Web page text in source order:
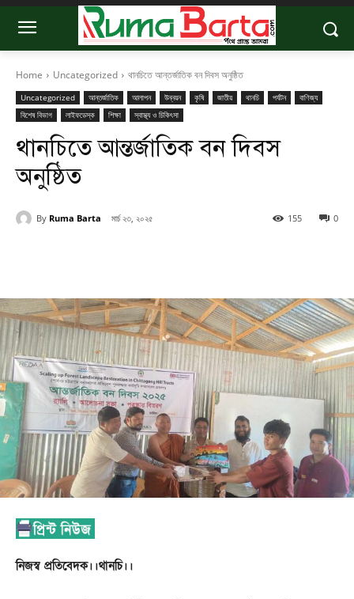
Home Uncategorized থানচিতে আন্তর্জাতিক বন দিবস অনুষ্ঠিত
Uncategorized আন্তর্জাতিক আলাপন উন্নয়ন কৃষি জাতীয় থানচি পর্যটন
বাণিজ্য
বিশেষ বিভাগ
লাইফডেস্ক শিক্ষা স্বাস্থ্য ও চিকিৎসা
থানচিতে আন্তর্জাতিক বন দিবস
অনুষ্ঠিত
By Ruma Barta মার্চ ২৩, ২০২৫ 0
155
নিজস্ব প্রতিবেদক।।থানচি।।